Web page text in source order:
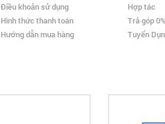
Điều khoản sử dụng
Hình thức thanh toán
Hướng dẫn mua hàng
Hợp tác
Trả góp
Tuyển